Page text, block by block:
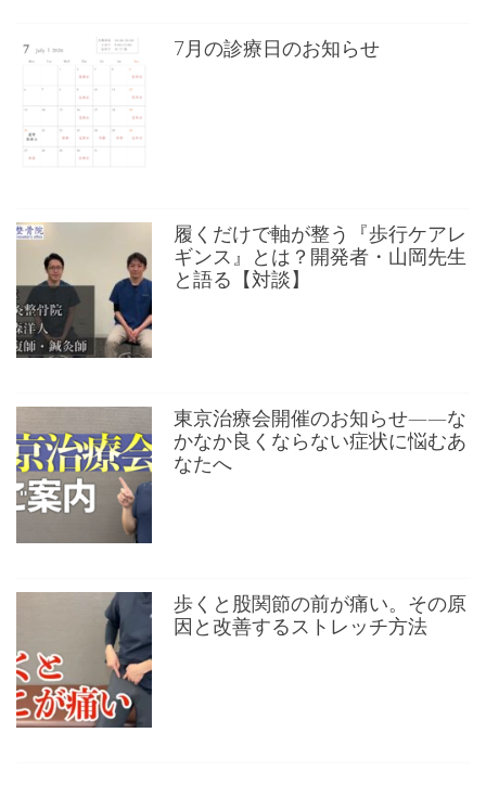
7月の診療日のお知らせ
履くだけで軸が整う『歩行ケアレ
ギンス』とは？開発者・山岡先生
と語る【対談】
東京治療会開催のお知らせ——な
かなか良くならない症状に悩むあ
なたへ
歩くと股関節の前が痛い。その原
因と改善するストレッチ方法